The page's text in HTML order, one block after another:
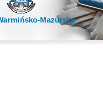
Mazurska